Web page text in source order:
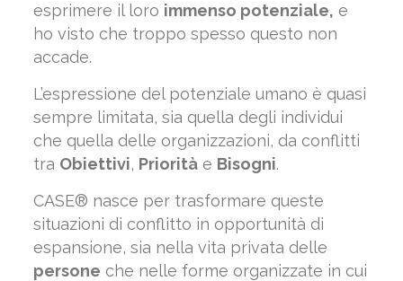
esprimere il loro immenso potenziale, e
ho visto che troppo spesso questo non
accade.
L’espressione del potenziale umano è quasi
sempre limitata, sia quella degli individui
che quella delle organizzazioni, da conflitti
tra Obiettivi, Prioritàe Bisogni.
CASE® nasce per trasformare queste
situazioni di conflitto in opportunità di
espansione, sia nella vita privata delle
persone che nelle forme organizzate in cui